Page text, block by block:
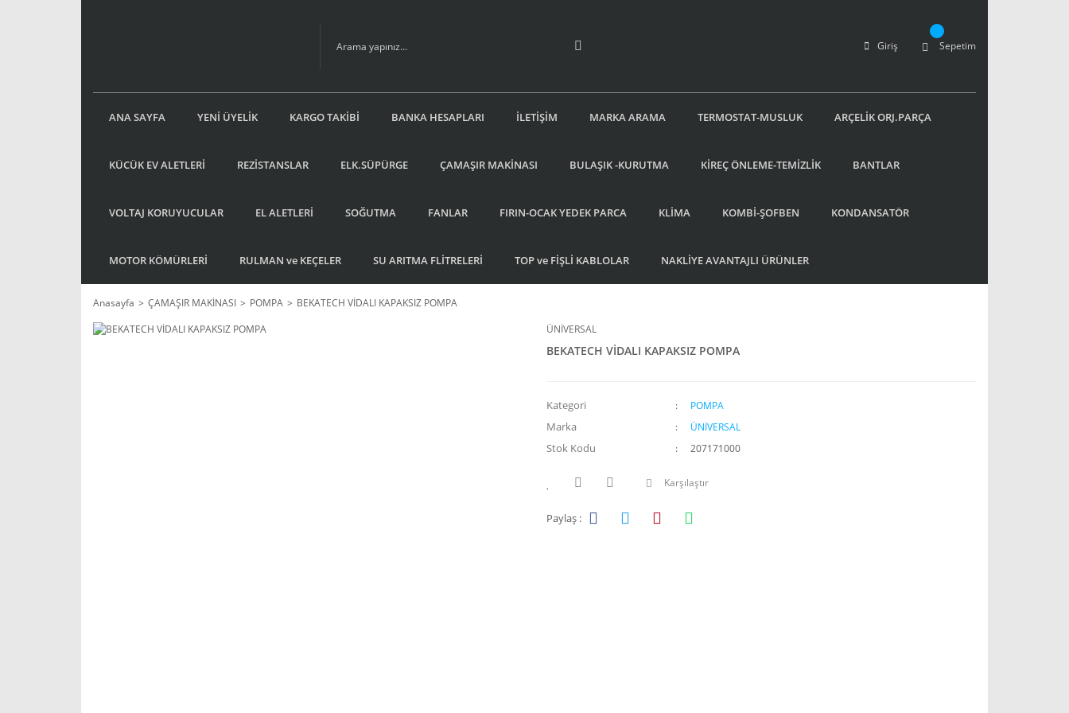
Giriş Sepetim
ANA SAYFA YENİ ÜYELİK KARGO TAKİBİ BANKA HESAPLARI İLETİŞİM MARKA ARAMA TERMOSTAT-MUSLUK ARÇELİK ORJ.PARÇA
KÜCÜK EV ALETLERİ REZİSTANSLAR ELK.SÜPÜRGE ÇAMAŞIR MAKİNASI BULAŞIK -KURUTMA KİREÇ ÖNLEME-TEMİZLİK BANTLAR
VOLTAJ KORUYUCULAR EL ALETLERİ SOĞUTMA FANLAR FIRIN-OCAK YEDEK PARCA KLİMA KOMBİ-ŞOFBEN KONDANSATÖR
MOTOR KÖMÜRLERİ RULMAN ve KEÇELER SU ARITMA FLİTRELERİ TOP ve FİŞLİ KABLOLAR NAKLİYE AVANTAJLI ÜRÜNLER
Anasayfa ÇAMAŞIR MAKİNASI POMPA
BEKATECH VİDALI KAPAKSIZ POMPA
ÜNİVERSAL
BEKATECH VİDALI KAPAKSIZ POMPA
Kategori POMPA
Marka ÜNİVERSAL
Stok Kodu 207171000
Karşılaştır
Paylaş :